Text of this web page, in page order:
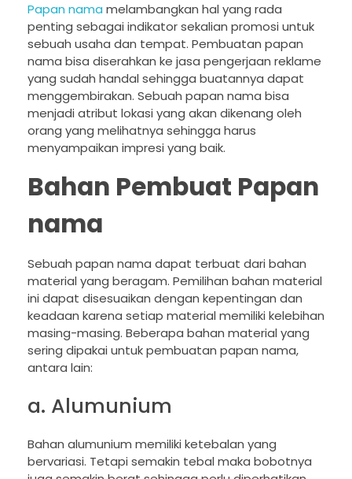
Papan nama melambangkan hal yang rada
penting sebagai indikator sekalian promosi untuk
sebuah usaha dan tempat. Pembuatan papan
nama bisa diserahkan ke jasa pengerjaan reklame
yang sudah handal sehingga buatannya dapat
menggembirakan. Sebuah papan nama bisa
menjadi atribut lokasi yang akan dikenang oleh
orang yang melihatnya sehingga harus
menyampaikan impresi yang baik.
Bahan Pembuat Papan
nama
Sebuah papan nama dapat terbuat dari bahan
material yang beragam. Pemilihan bahan material
ini dapat disesuaikan dengan kepentingan dan
keadaan karena setiap material memiliki kelebihan
masing-masing. Beberapa bahan material yang
sering dipakai untuk pembuatan papan nama,
antara lain:
a. Alumunium
Bahan alumunium memiliki ketebalan yang
bervariasi. Tetapi semakin tebal maka bobotnya